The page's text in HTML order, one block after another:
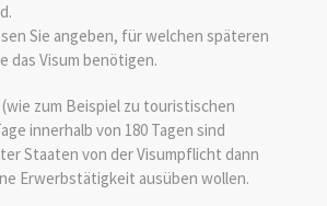
Sie angeben, für welchen späteren
das Visum benötigen.
zum Beispiel zu touristischen
innerhalb von 180 Tagen sind
Staaten von der Visumpflicht dann
Erwerbstätigkeit ausüben wollen.